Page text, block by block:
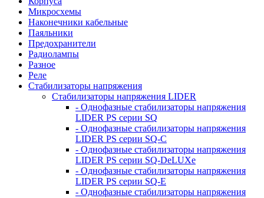
Микросхемы
Наконечники кабельные
Паяльники
Предохранители
Радиолампы
Разное
Реле
Стабилизаторы напряжения
Стабилизаторы напряжения LIDER
- Однофазные стабилизаторы напряжения
LIDER PS серии SQ
- Однофазные стабилизаторы напряжения
LIDER PS серии SQ-C
- Однофазные стабилизаторы напряжения
LIDER PS серии SQ-DeLUXe
- Однофазные стабилизаторы напряжения
LIDER PS серии SQ-E
- Однофазные стабилизаторы напряжения